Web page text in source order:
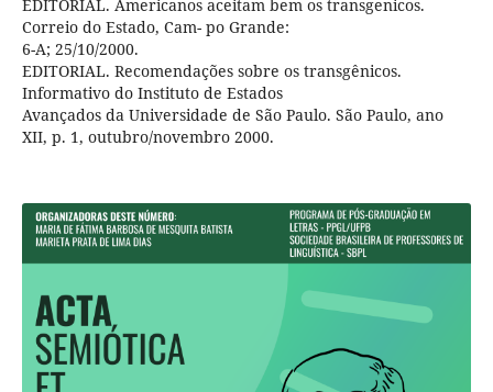
EDITORIAL. Americanos aceitam bem os transgenicos.
Correio do Estado, Cam- po Grande:
6-A; 25/10/2000.
EDITORIAL. Recomendações sobre os transgênicos.
Informativo do Instituto de Estados
Avançados da Universidade de São Paulo. São Paulo, ano
XII, p. 1, outubro/novembro 2000.